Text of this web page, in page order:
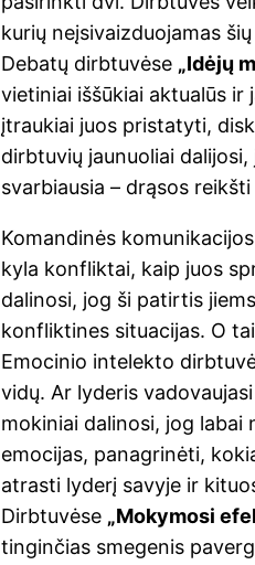
kurių neįsivaizduojamas
Debatų dirbtuvėse „Idėjų
vietiniai iššūkiai aktualūs ir
įtraukiai juos pristatyti,
dirbtuvių jaunuoliai
svarbiausia – drąsos
Komandinės
kyla konfliktai, kaip juos
dalinosi, jog ši patirtis
konfliktines situacijas. O
Emocinio intelekto
vidų. Ar lyderis
mokiniai dalinosi, jog
emocijas, panagrinėti,
atrasti lyderį savyje ir
Dirbtuvėse „Mokymosi
tinginčias smegenis